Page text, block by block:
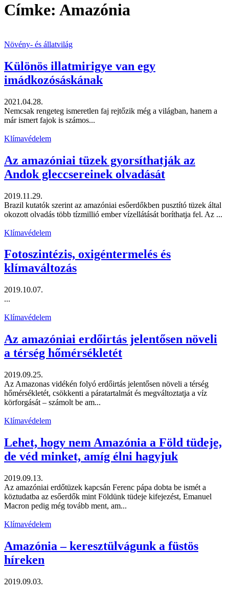
Címke: Amazónia
Növény- és állatvilág
Különös illatmirigye van egy
imádkozósáskának
2021.04.28.
Nemcsak rengeteg ismeretlen faj rejtőzik még a világban, hanem a
már ismert fajok is számos...
Klímavédelem
Az amazóniai tüzek gyorsíthatják az
Andok gleccsereinek olvadását
2019.11.29.
Brazil kutatók szerint az amazóniai esőerdőkben pusztító tüzek által
okozott olvadás több tízmillió ember vízellátását boríthatja fel. Az ...
Klímavédelem
Fotoszintézis, oxigéntermelés és
klímaváltozás
2019.10.07.
...
Klímavédelem
Az amazóniai erdőirtás jelentősen növeli
a térség hőmérsékletét
2019.09.25.
Az Amazonas vidékén folyó erdőirtás jelentősen növeli a térség
hőmérsékletét, csökkenti a páratartalmát és megváltoztatja a víz
körforgását – számolt be am...
Klímavédelem
Lehet, hogy nem Amazónia a Föld tüdeje,
de véd minket, amíg élni hagyjuk
2019.09.13.
Az amazóniai erdőtüzek kapcsán Ferenc pápa dobta be ismét a
köztudatba az esőerdők mint Földünk tüdeje kifejezést, Emanuel
Macron pedig még tovább ment, am...
Klímavédelem
Amazónia – keresztülvágunk a füstös
híreken
2019.09.03.